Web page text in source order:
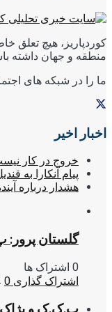
کوردپاریز، هیچ تعلق
منطقه و جهان داشته
ما را در شبکه های
اخبار اخیر
خروج در کار
پیام آنکارا به
هشدار درباره
گلستان
0 اشتراک ها
اشتراک گذاری 0
پ.ک.ک و پژاک